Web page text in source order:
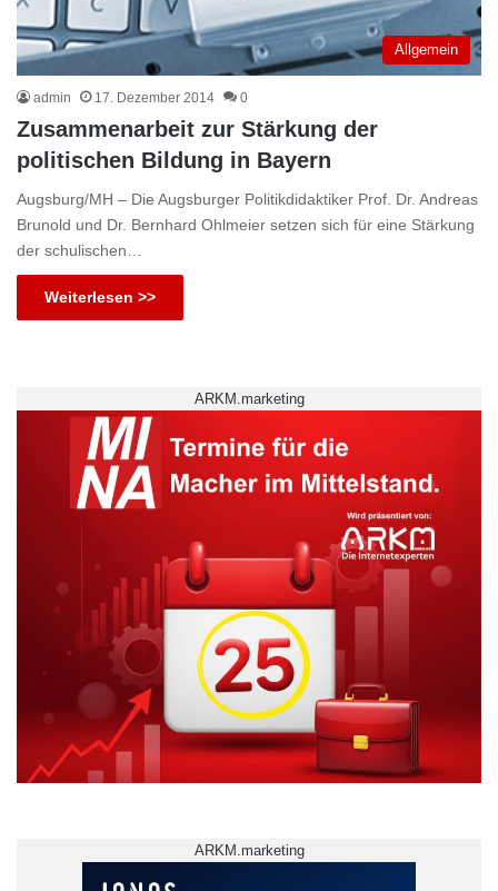
Allgemein
admin 17. Dezember 2014 0
Zusammenarbeit zur Stärkung der
politischen Bildung in Bayern
Augsburg/MH – Die Augsburger Politikdidaktiker Prof. Dr. Andreas
Brunold und Dr. Bernhard Ohlmeier setzen sich für eine Stärkung
der schulischen…
Weiterlesen >>
ARKM.marketing
ARKM.marketing